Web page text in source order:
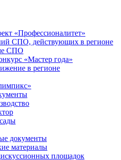
«Профессионалитет»
СПО, действующих в регионе
СПО
«Мастер года»
в регионе
документы
материалы
площадок